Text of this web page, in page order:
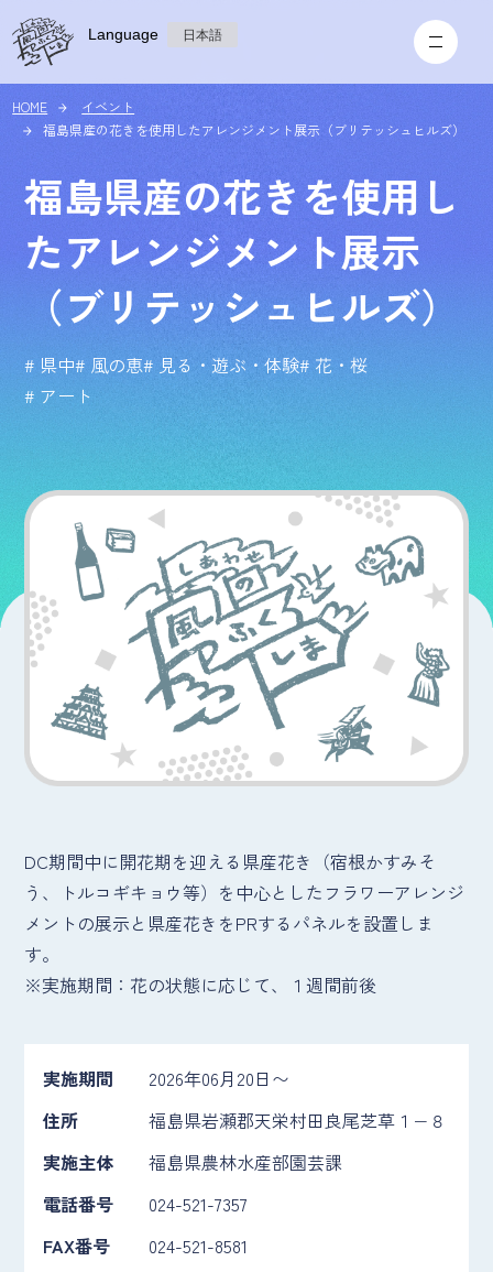
Language 日本語
HOME
イベント
福島県産の花きを使用したアレンジメント展示（ブリテッシュヒルズ）
福島県産の花きを使用し
たアレンジメント展示
（ブリテッシュヒルズ）
# 県中# 風の恵# 見る・遊ぶ・体験# 花・桜
# アート
DC期間中に開花期を迎える県産花き（宿根かすみそ
う、トルコギキョウ等）を中心としたフラワーアレンジ
メントの展示と県産花きをPRするパネルを設置しま
す。
※実施期間：花の状態に応じて、１週間前後
実施期間
2026年06月20日〜
住所
福島県岩瀬郡天栄村田良尾芝草１−８
実施主体
福島県農林水産部園芸課
電話番号
024-521-7357
FAX番号
024-521-8581